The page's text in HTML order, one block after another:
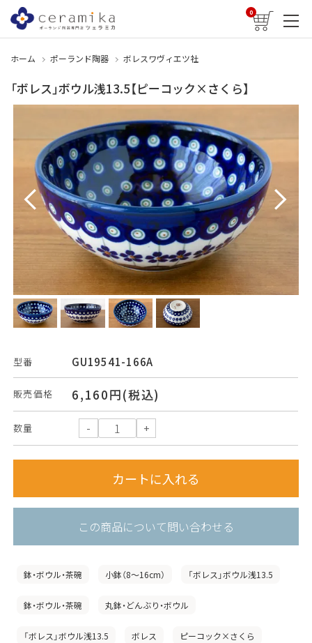
0
ホーム ポーランド陶器 ボレスワヴィエツ社
「ボレス」ボウル浅13.5【ピーコック×さくら】
型番 GU19541-166A
販売価格 6,160円(税込)
数量
この商品について問い合わせる
鉢・ボウル・茶碗 小鉢（8〜16cm） 「ボレス」ボウル浅13.5
鉢・ボウル・茶碗 丸鉢・どんぶり・ボウル
「ボレス」ボウル浅13.5 ボレス ピーコック×さくら